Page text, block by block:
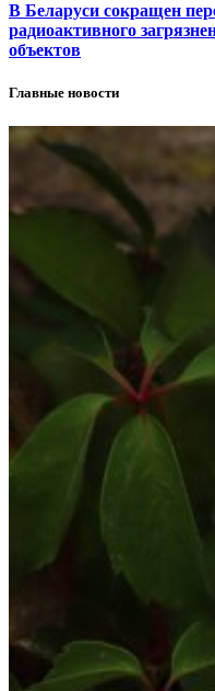
В Беларуси сокращен
радиоактивного
объектов
Главные новости